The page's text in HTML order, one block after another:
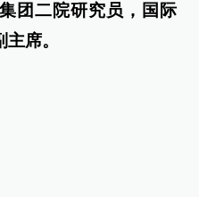
团二院研究员，国际
席。